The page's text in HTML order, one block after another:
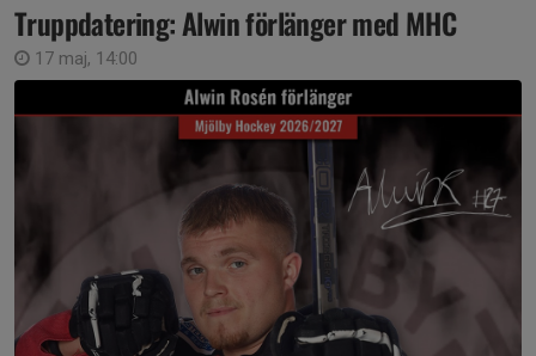
Truppdatering: Alwin förlänger med MHC
17 maj, 14:00